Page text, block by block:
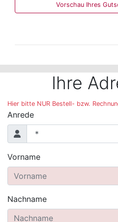
Vorschau Ihres
Der folgende Bereich ist
Ihre
Hier bitte NUR Bestell- bzw.
Anrede
Vorname
Nachname